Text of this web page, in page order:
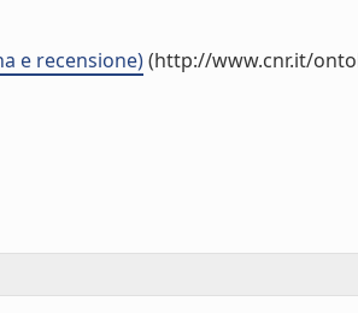
e recensione)(http://www.cnr.it/